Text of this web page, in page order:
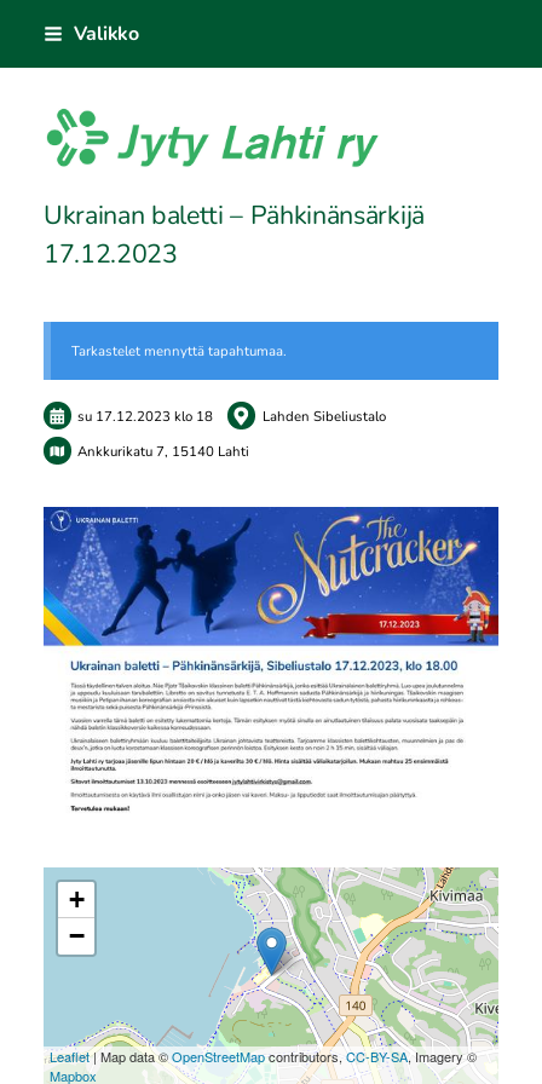
sisältöön
Valikko
Jyty Lahti ry
Ukrainan baletti – Pähkinänsärkijä
17.12.2023
Tarkastelet mennyttä tapahtumaa.
su 17.12.2023klo 18
Lahden Sibeliustalo
Ankkurikatu 7, 15140 Lahti
+
−
Leaflet| Map data ©OpenStreetMapcontributors, CC-BY-SA, Imagery ©
Mapbox